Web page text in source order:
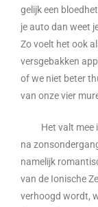
gelijk een
je auto dan weet
Zo voelt het ook
versgebakken
of we niet beter
van onze vier
Het valt mee
na
namelijk
van de Ionische
verhoogd wordt,